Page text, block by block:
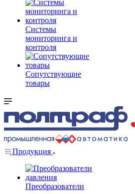
Системы
мониторинга и
контроля
Сопутствующие
товары
Продукция
Преобразователи